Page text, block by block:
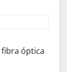
óptica